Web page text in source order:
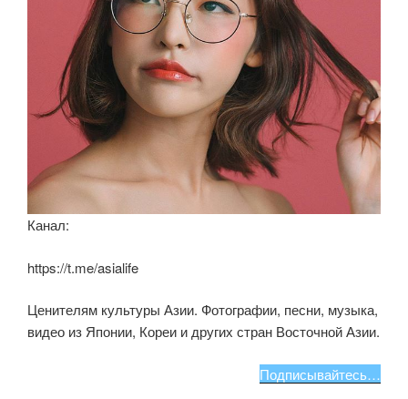
Канал:
https://t.me/asialife
Ценителям культуры Азии. Фотографии, песни, музыка,
видео из Японии, Кореи и других стран Восточной Азии.
Подписывайтесь…